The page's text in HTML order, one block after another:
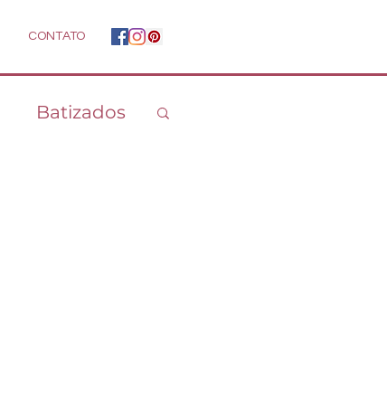
CONTATO
Batizados